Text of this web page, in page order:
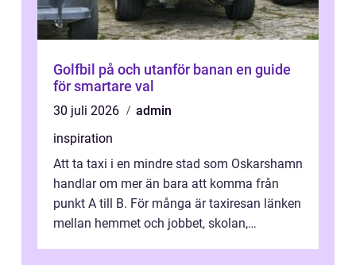
Golfbil på och utanför banan en guide
för smartare val
30 juli 2026
admin
inspiration
Att ta taxi i en mindre stad som Oskarshamn
handlar om mer än bara att komma från
punkt A till B. För många är taxiresan länken
mellan hemmet och jobbet, skolan,